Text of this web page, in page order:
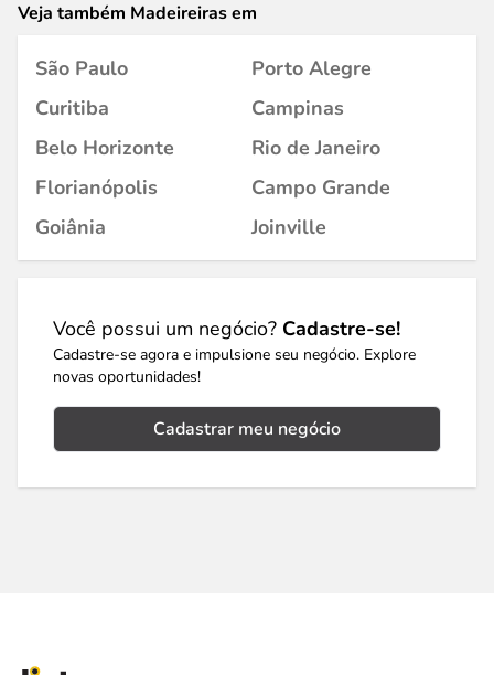
Veja também Madeireiras em
São Paulo
Porto Alegre
Curitiba
Campinas
Belo Horizonte
Rio de Janeiro
Florianópolis
Campo Grande
Goiânia
Joinville
Você possui um negócio? Cadastre-se!
Cadastre-se agora e impulsione seu negócio. Explore
novas oportunidades!
Cadastrar meu negócio